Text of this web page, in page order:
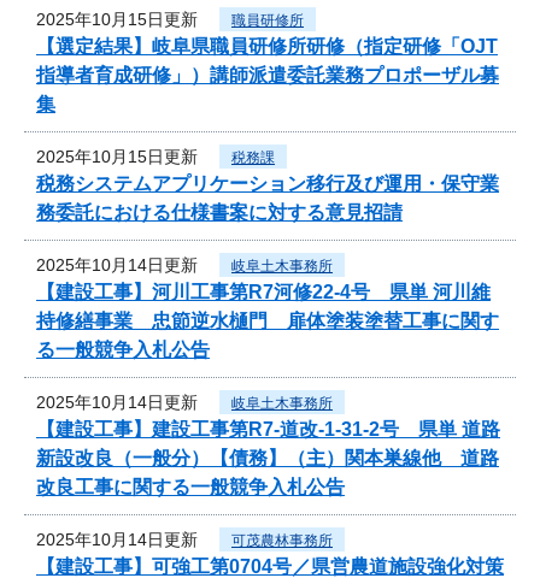
2025年10月15日更新 職員研修所
【選定結果】岐阜県職員研修所研修（指定研修「OJT
指導者育成研修」）講師派遣委託業務プロポーザル募
集
2025年10月15日更新 税務課
税務システムアプリケーション移行及び運用・保守業
務委託における仕様書案に対する意見招請
2025年10月14日更新 岐阜土木事務所
【建設工事】河川工事第R7河修22-4号 県単 河川維
持修繕事業 忠節逆水樋門 扉体塗装塗替工事に関す
る一般競争入札公告
2025年10月14日更新 岐阜土木事務所
【建設工事】建設工事第R7-道改-1-31-2号 県単 道路
新設改良（一般分）【債務】（主）関本巣線他 道路
改良工事に関する一般競争入札公告
2025年10月14日更新 可茂農林事務所
【建設工事】可強工第0704号／県営農道施設強化対策